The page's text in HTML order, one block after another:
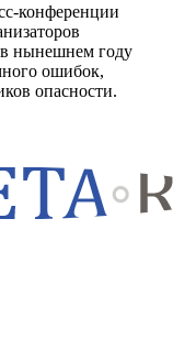
конференции
нынешнем году
ошибок,
опасности.